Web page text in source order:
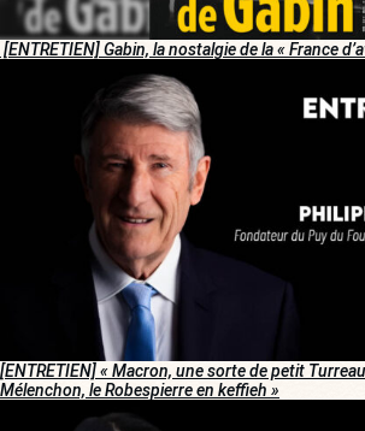
[ENTRETIEN] Gabin, la nostalgie de la « France
[ENTRETIEN]« Macron, une sorte de petit
Mélenchon, le Robespierre en keffieh »